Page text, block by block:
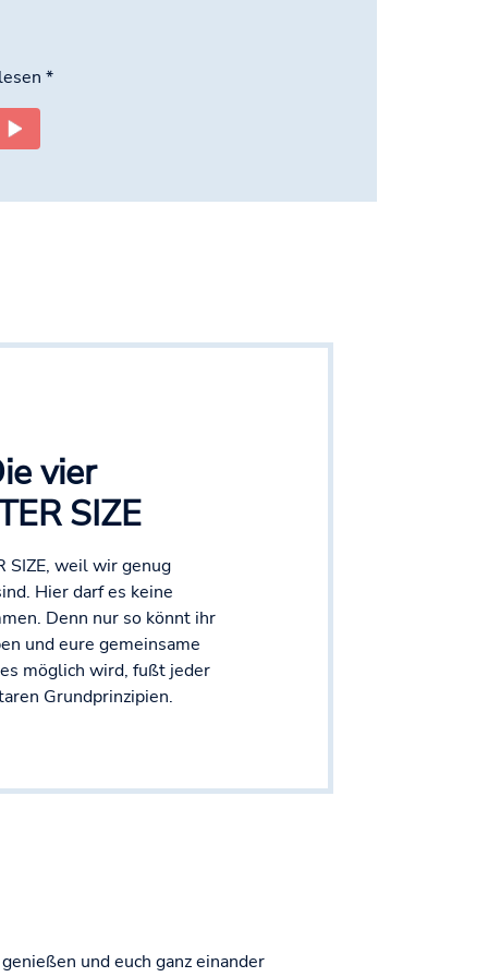
*
vier
SIZE
SIZE, weil wir genug
Hier darf es keine
Denn nur so könnt ihr
und eure gemeinsame
möglich wird, fußt jeder
Grundprinzipien.
und euch ganz einander